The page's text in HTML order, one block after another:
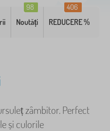
Noutăți
98
REDUCERE %
406
zâmbitor. Perfect
și culorile